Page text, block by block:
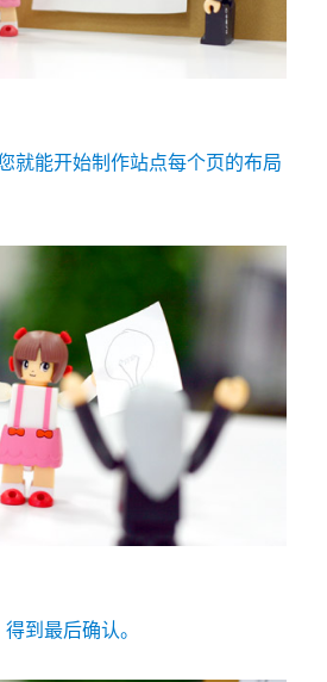
就能开始制作站点每个页的布局
到最后确认。